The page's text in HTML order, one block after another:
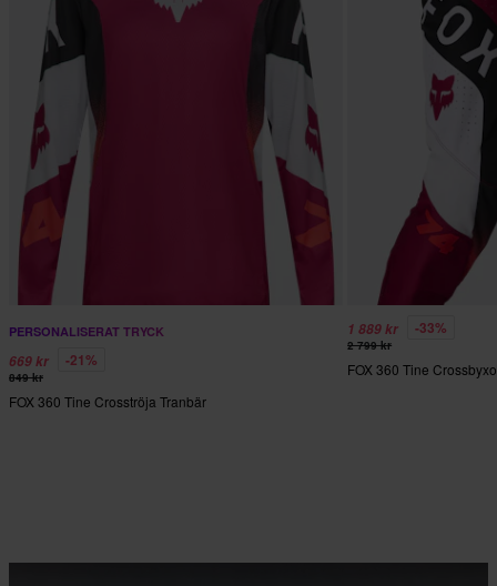
PERSONALISERAT TRYCK
669 kr -21%
849 kr
FOX 360 Tine Crosströja Tranbär
1 889 kr -33%
2 799 kr
FOX 360 Tine